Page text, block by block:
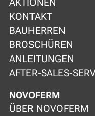
KONTAKT
BAUHERREN
BROSCHÜREN
ANLEITUNGEN
AFTER-SALES-
NOVOFERM
ÜBER NOVOFERM